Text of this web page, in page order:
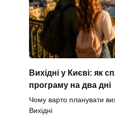
Вихідні у Києві: як
програму на два дні
Чому варто планувати
Вихідні